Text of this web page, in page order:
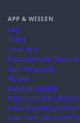
APP & WISSEN
FAQ
Team
Über uns
Redaktionelle
App-Vergleich
Wissen
Kalorientabelle
Kalorienarme
Eiweißreiche
Low-Carb-